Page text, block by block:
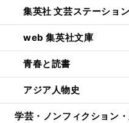
集英社 文芸ステーション
web 集英社文庫
青春と読書
アジア人物史
学芸・ノンフィクション